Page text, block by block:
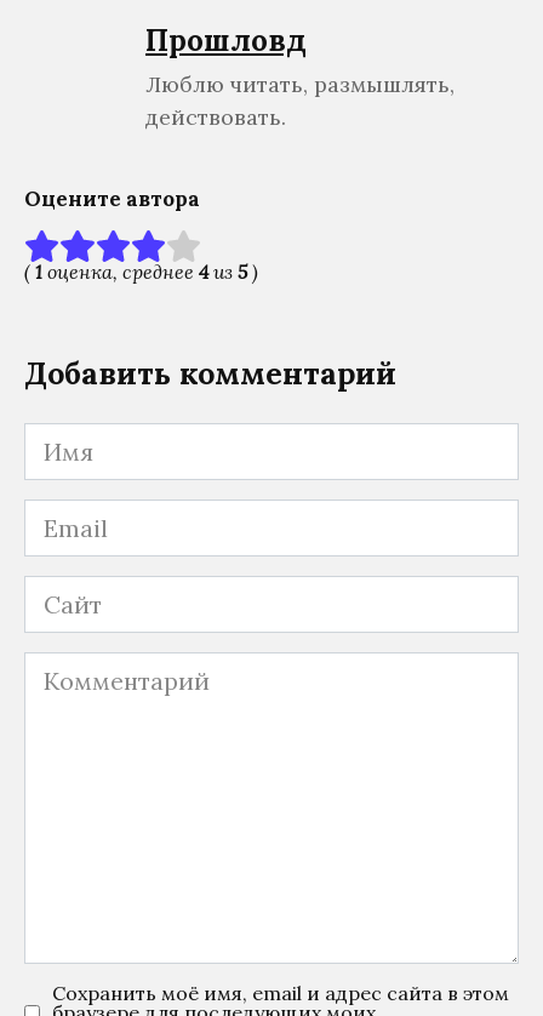
Прошловѣд
Люблю читать, размышлять,
действовать.
Оцените автора
( 1 оценка, среднее 4из 5)
Добавить комментарий
Имя
Email
Сайт
Комментарий
Сохранить моё имя, email и адрес сайта в этом